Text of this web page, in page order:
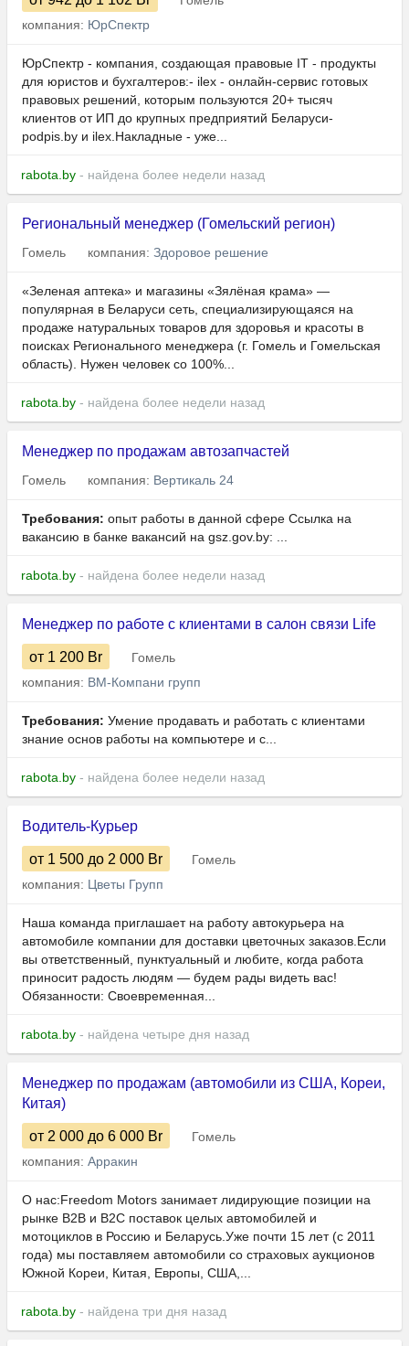
компания: ЮрСпектр
ЮрСпектр - компания, создающая правовые IT - продукты
для юристов и бухгалтеров:- ilex - онлайн-сервис готовых
правовых решений, которым пользуются 20+ тысяч
клиентов от ИП до крупных предприятий Беларуси-
podpis.by и ilex.Накладные - уже...
rabota.by - найдена более недели назад
Региональный менеджер (Гомельский регион)
Гомель компания: Здоровое решение
«Зеленая аптека» и магазины «Зялёная крама» —
популярная в Беларуси сеть, специализирующаяся на
продаже натуральных товаров для здоровья и красоты в
поисках Регионального менеджера (г. Гомель и Гомельская
область). Нужен человек со 100%...
rabota.by - найдена более недели назад
Менеджер по продажам автозапчастей
Гомель компания: Вертикаль 24
Требования: опыт работы в данной сфере Ссылка на
вакансию в банке вакансий на gsz.gov.⁣by: ...
rabota.by - найдена более недели назад
Менеджер по работе с клиентами в салон связи Life
от 1 200 Br
Гомель
компания: ВМ-Компани групп
Требования: Умение продавать и работать с клиентами
знание основ работы на компьютере и с...
rabota.by - найдена более недели назад
Водитель-Курьер
от 1 500 до 2 000 Br
Гомель
компания: Цветы Групп
Наша команда приглашает на работу автокурьера на
автомобиле компании для доставки цветочных заказов.Если
вы ответственный, пунктуальный и любите, когда работа
приносит радость людям — будем рады видеть вас!
Обязанности: Своевременная...
rabota.by - найдена четыре дня назад
Менеджер по продажам (автомобили из США, Кореи,
Китая)
от 2 000 до 6 000 Br
Гомель
компания: Арракин
О нас:Freedom Motors занимает лидирующие позиции на
рынке B2B и B2C поставок целых автомобилей и
мотоциклов в Россию и Беларусь.Уже почти 15 лет (с 2011
года) мы поставляем автомобили со страховых аукционов
Южной Кореи, Китая, Европы, США,...
rabota.by - найдена три дня назад